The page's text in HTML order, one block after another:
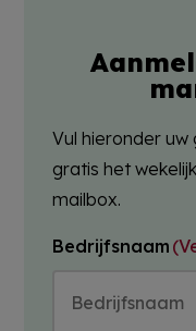
Vul hieronder
gratis het
mailbox.
Bedrijfsnaam